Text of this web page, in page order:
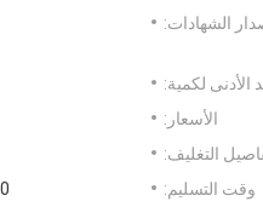
الشهادات:
الأدنى لكمية:
الأسعار:
التغليف:
وقت التسليم:
15-